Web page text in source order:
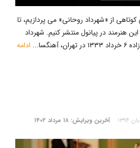
از «شهرداد روحانی» می پردازیم، تا
این هنرمند در پیانول منتشر کنیم. شهرداد
ادامه
آخرین ویرایش: ۱۸ مرداد ۱۴۰۲